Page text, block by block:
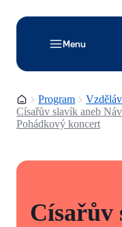
Menu
Domovská stránka
Program
Císařův slavík aneb
Pohádkový koncert
Císařův